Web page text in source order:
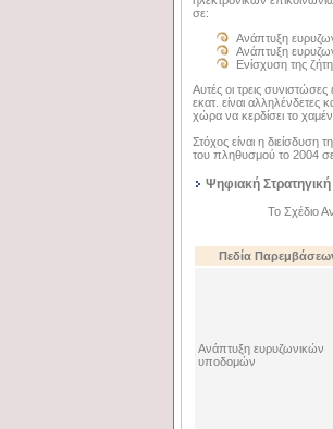
σε:
Ανάπτυξη
Ανάπτυξη
Ενίσχυση της
Αυτές οι τρεις
εκατ. είναι αλληλένδετες
χώρα να κερδίσει το
Στόχος είναι η διείσδυση
του πληθυσμού το 2004
Ψηφιακή
Το Σχέδιο
Πεδία
Ανάπτυξη ευρυζωνικών
υποδομών